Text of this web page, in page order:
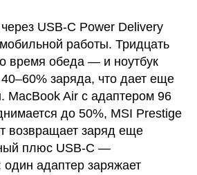
USB-C Power Delivery
работы. Тридцать
время обеда — и ноутбук
заряда, что дает еще
MacBook Air с адаптером 96
до 50%, MSI Prestige
возвращает заряд еще
плюс USB-C —
один адаптер заряжает